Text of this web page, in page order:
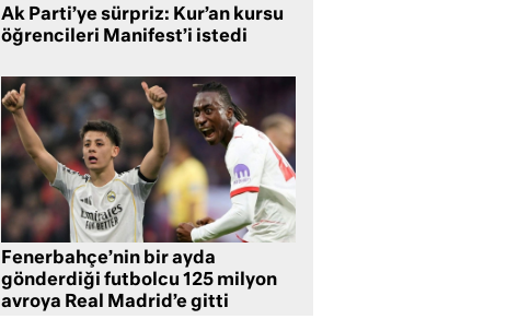
Ak Parti’ye sürpriz: Kur’an kursu
öğrencileri Manifest’i istedi
Fenerbahçe’nin bir ayda
gönderdiği futbolcu 125 milyon
avroya Real Madrid’e gitti